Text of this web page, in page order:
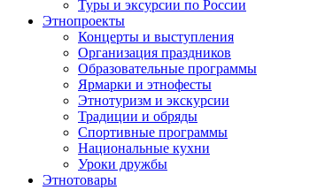
Туры и эксурсии по России
Этнопроекты
Концерты и выступления
Организация праздников
Образовательные программы
Ярмарки и этнофесты
Этнотуризм и экскурсии
Традиции и обряды
Спортивные программы
Национальные кухни
Уроки дружбы
Этнотовары